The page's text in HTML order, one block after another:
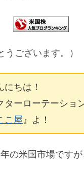
ございます。）
にちは！
ターローテーショ
こ屋』よ！
の米国市場です